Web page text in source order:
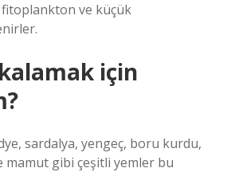
fitoplankton ve küçük
için
sardalya, yengeç, boru kurdu,
mamut gibi çeşitli yemler bu